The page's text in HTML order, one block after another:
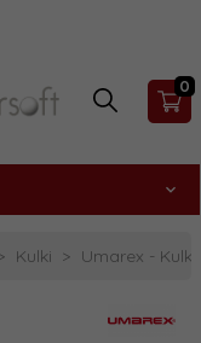
0
Kulki Umarex -